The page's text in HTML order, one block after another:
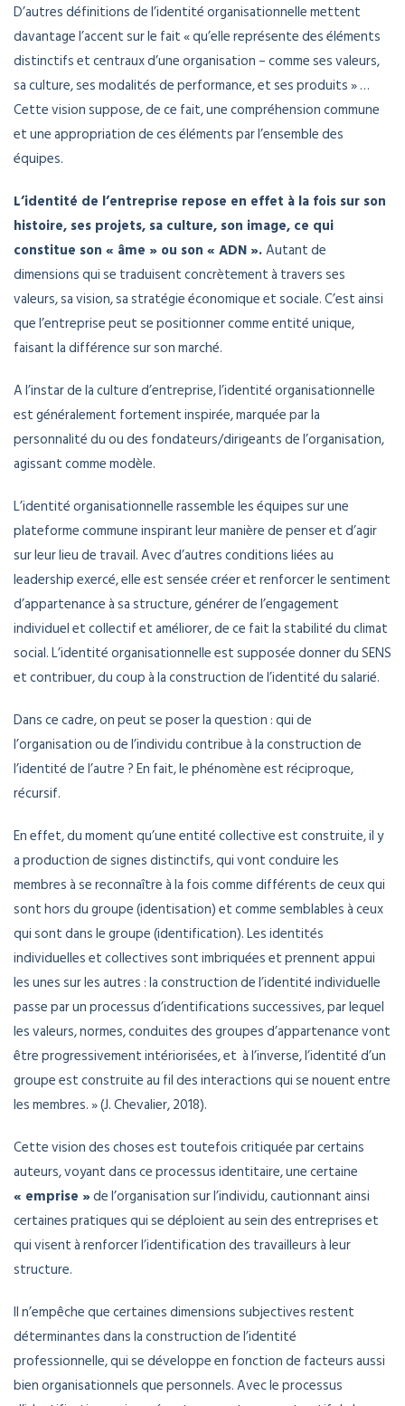
D’autres définitions de l’identité organisationnelle mettent
davantage l’accent sur le fait « qu’elle représente des éléments
distinctifs et centraux d’une organisation – comme ses valeurs,
sa culture, ses modalités de performance, et ses produits » …
Cette vision suppose, de ce fait, une compréhension commune
et une appropriation de ces éléments par l’ensemble des
équipes.
L’identité de l’entreprise repose en effet à la fois sur son
histoire, ses projets, sa culture, son image, ce qui
constitue son « âme » ou son « ADN ».Autant de
dimensions qui se traduisent concrètement à travers ses
valeurs, sa vision, sa stratégie économique et sociale. C’est ainsi
que l’entreprise peut se positionner comme entité unique,
faisant la différence sur son marché.
A l’instar de la culture d’entreprise, l’identité organisationnelle
est généralement fortement inspirée, marquée par la
personnalité du ou des fondateurs/dirigeants de l’organisation,
agissant comme modèle.
L’identité organisationnelle rassemble les équipes sur une
plateforme commune inspirant leur manière de penser et d’agir
sur leur lieu de travail. Avec d’autres conditions liées au
leadership exercé, elle est sensée créer et renforcer le sentiment
d’appartenance à sa structure, générer de l’engagement
individuel et collectif et améliorer, de ce fait la stabilité du climat
social. L’identité organisationnelle est supposée donner du SENS
et contribuer, du coup à la construction de l’identité du salarié.
Dans ce cadre, on peut se poser la question : qui de
l’organisation ou de l’individu contribue à la construction de
l’identité de l’autre ? En fait, le phénomène est réciproque,
récursif.
En effet, du moment qu’une entité collective est construite, il y
a production de signes distinctifs, qui vont conduire les
membres à se reconnaître à la fois comme différents de ceux qui
sont hors du groupe (identisation) et comme semblables à ceux
qui sont dans le groupe (identification). Les identités
individuelles et collectives sont imbriquées et prennent appui
les unes sur les autres : la construction de l’identité individuelle
passe par un processus d’identifications successives, par lequel
les valeurs, normes, conduites des groupes d’appartenance vont
être progressivement intériorisées, et à l’inverse, l’identité d’un
groupe est construite au fil des interactions qui se nouent entre
les membres. » (J. Chevalier, 2018).
Cette vision des choses est toutefois critiquée par certains
auteurs, voyant dans ce processus identitaire, une certaine
« emprise »de l’organisation sur l’individu, cautionnant ainsi
certaines pratiques qui se déploient au sein des entreprises et
qui visent à renforcer l’identification des travailleurs à leur
structure.
Il n’empêche que certaines dimensions subjectives restent
déterminantes dans la construction de l’identité
professionnelle, qui se développe en fonction de facteurs aussi
bien organisationnels que personnels. Avec le processus